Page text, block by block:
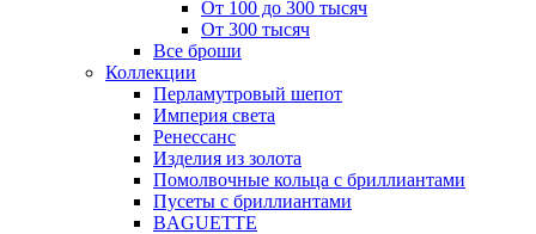
От 100 до 300 тысяч
От 300 тысяч
Все броши
Коллекции
Перламутровый шепот
Империя света
Ренессанс
Изделия из золота
Помолвочные кольца с бриллиантами
Пусеты с бриллиантами
BAGUETTE